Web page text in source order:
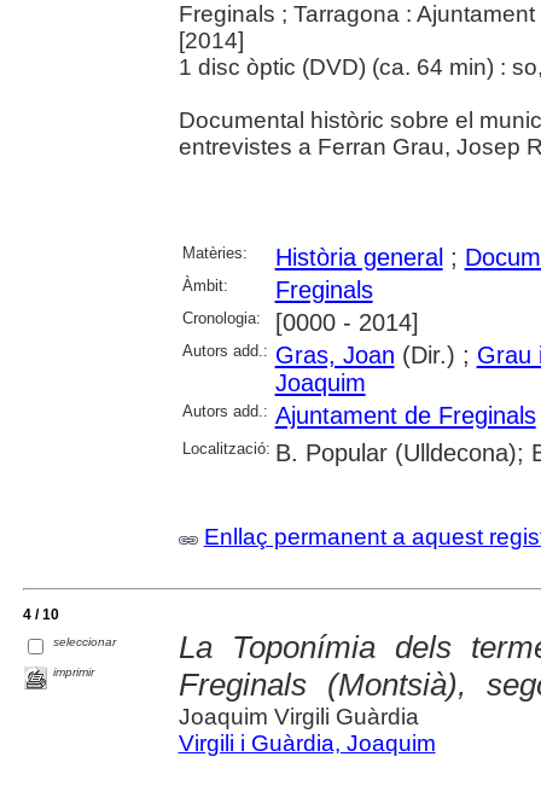
Freginals ; Tarragona :
[2014]
1 disc òptic (DVD) (ca. 64 min) :
Documental històric sobre el
entrevistes a Ferran Grau, Josep
Matèries: Història general ;
Àmbit: Freginals
Cronologia: [0000 - 2014]
Autors add.: Gras, Joan (Dir.) ; Grau
Joaquim
Autors add.: Ajuntament de Freginals
Localització: B. Popular (Ulldecona);
Enllaç permanent a aquest
4 / 10
seleccionar
imprimir
La Toponímia dels
Freginals (Montsià),
Joaquim Virgili Guàrdia
Virgili i Guàrdia, Joaquim